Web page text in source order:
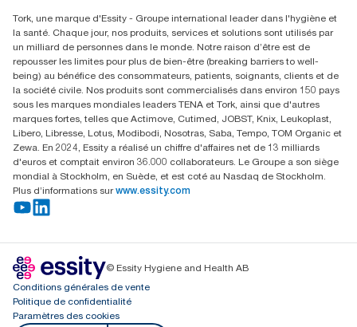
Essity Belgium NV
Berkenlaan 8B
1831 MACHELEN
Tork, une marque d'Essity - Groupe international leader dans l'hygiène et
la santé. Chaque jour, nos produits, services et solutions sont utilisés par
un milliard de personnes dans le monde. Notre raison d’être est de
repousser les limites pour plus de bien-être (breaking barriers to well-
being) au bénéfice des consommateurs, patients, soignants, clients et de
la société civile. Nos produits sont commercialisés dans environ 150 pays
sous les marques mondiales leaders TENA et Tork, ainsi que d'autres
marques fortes, telles que Actimove, Cutimed, JOBST, Knix, Leukoplast,
Libero, Libresse, Lotus, Modibodi, Nosotras, Saba, Tempo, TOM Organic et
Zewa. En 2024, Essity a réalisé un chiffre d'affaires net de 13 milliards
d'euros et comptait environ 36.000 collaborateurs. Le Groupe a son siège
mondial à Stockholm, en Suède, et est coté au Nasdaq de Stockholm.
Plus d’informations sur www.essity.com
© Essity Hygiene and Health AB
Conditions générales de vente
Politique de confidentialité
Paramètres des cookies